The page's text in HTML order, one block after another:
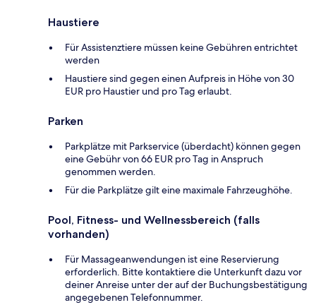
Haustiere
Für Assistenztiere müssen keine Gebühren entrichtet
werden
Haustiere sind gegen einen Aufpreis in Höhe von 30
EUR pro Haustier und pro Tag erlaubt.
Parken
Parkplätze mit Parkservice (überdacht) können gegen
eine Gebühr von 66 EUR pro Tag in Anspruch
genommen werden.
Für die Parkplätze gilt eine maximale Fahrzeughöhe.
Pool, Fitness- und Wellnessbereich (falls
vorhanden)
Für Massageanwendungen ist eine Reservierung
erforderlich. Bitte kontaktiere die Unterkunft dazu vor
deiner Anreise unter der auf der Buchungsbestätigung
angegebenen Telefonnummer.